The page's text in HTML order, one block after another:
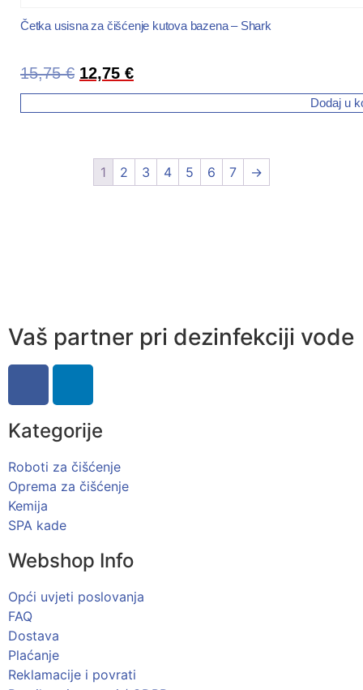
Četka usisna za čišćenje kutova bazena – Shark
15,75€ 12,75 €
Dodaj u
1 2 3 4 5 6 7 →
Vaš partner pri dezinfekciji vode
Kategorije
Roboti za čišćenje
Oprema za čišćenje
Kemija
SPA kade
Webshop Info
Opći uvjeti poslovanja
FAQ
Dostava
Plaćanje
Reklamacije i povrati